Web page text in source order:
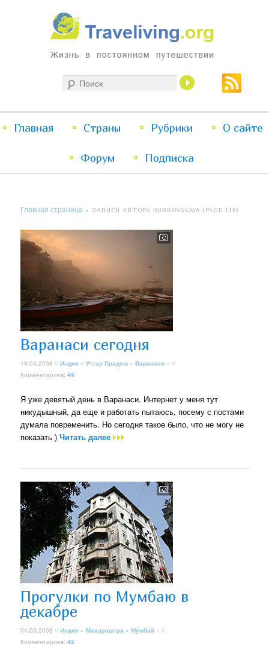
Traveliving
Жизнь в постоянном путешествии
меню
Перейти
к
Перейти
к
Главная Страны Рубрики О сайте
Форум Подписка
Главная страница » ЗАПИСИ АВТОРА DUBROVSKAYA (PAGE 116)
Варанаси сегодня
19.03.2008 //Индия »Уттар Прадеш »Варанаси » //
Комментариев:49
Я уже девятый день в Варанаси. Интернет у меня тут
никудышный, да еще и работать пытаюсь, посему с постами
думала повременить. Но сегодня такое было, что не могу не
показать )Читать далее
Прогулки по Мумбаю в
декабре
04.03.2008 //Индия »Махараштра »Мумбай » //
Комментариев:42